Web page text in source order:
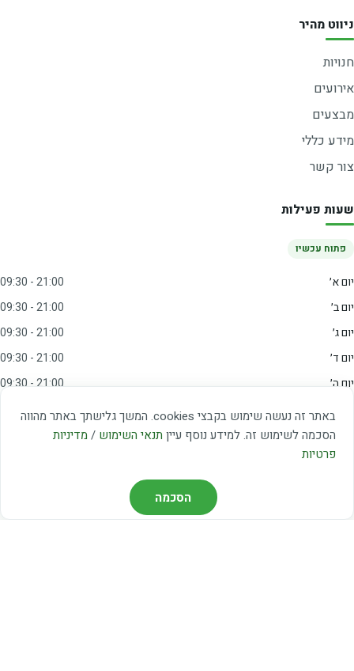
באתר זה נעשה שימוש בקבצי cookies. המשך גלישתך באתר מהווה
הסכמה לשימוש זה. למידע נוסף עיין תנאי השימוש / מדיניות
פרטיות
הסכמה
ניווט מהיר
חנויות
אירועים
מבצעים
מידע כללי
צור קשר
שעות פעילות
פתוח עכשיו
יום א׳
09:30 - 21:00
יום ב׳
09:30 - 21:00
יום ג׳
09:30 - 21:00
יום ד׳
09:30 - 21:00
יום ה׳
09:30 - 21:00
יום ו׳
09:00 - 15:00
שבת
20:00 - 23:00